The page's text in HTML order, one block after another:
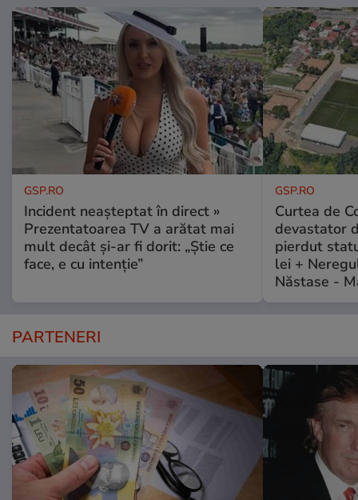
GSP.RO
Incident neașteptat în direct »
Prezentatoarea TV a arătat mai
mult decât și-ar fi dorit: „Știe ce
face, e cu intenție”
GSP.RO
Curtea de
devastator
pierdut
lei +
Năstase -
PARTENERI